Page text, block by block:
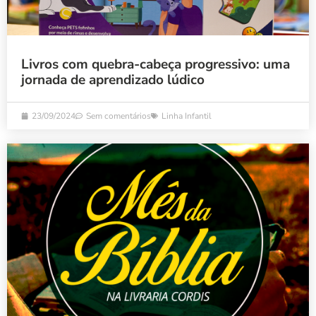
Livros com quebra-cabeça progressivo: uma
jornada de aprendizado lúdico
23/09/2024 Sem comentários Linha Infantil